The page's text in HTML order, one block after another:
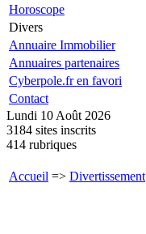
Horoscope
Divers
Annuaire Immobilier
Annuaires partenaires
Cyberpole.fr en favori
Contact
Lundi 10 Août 2026
3184 sites inscrits
414 rubriques
Accueil => Divertissement